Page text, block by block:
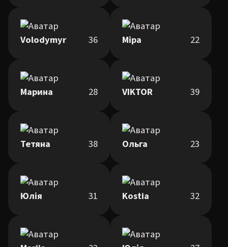
Volodymyr 36 Міра 22
Марина 28 VIKTOR 39
Тетяна 38 Ольга 23
Юлія 31 Kostia 32